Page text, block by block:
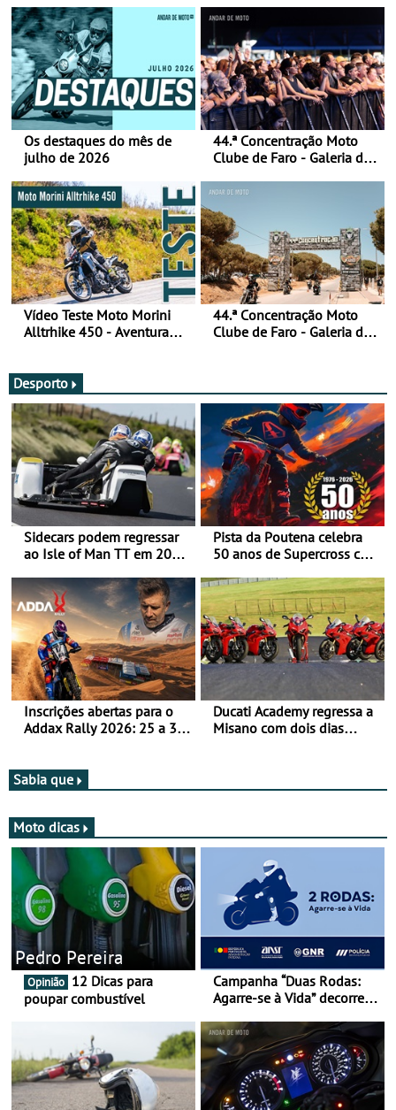
Os destaques do mês de
julho de 2026
44.ª Concentração Moto
Clube de Faro - Galeria de
Vídeo Teste Moto Morini
Alltrhike 450 - Aventura
44.ª Concentração Moto
Clube de Faro - Galeria de
Desporto
Sidecars podem regressar
ao Isle of Man TT em 2027
Pista da Poutena celebra
50 anos de Supercross com
de agosto
Inscrições abertas para o
Addax Rally 2026: 25 a 30
Bianchi Prata
Ducati Academy regressa a
Misano com dois dias
Circuit
Sabia que
Moto dicas
Pedro Pereira
Opinião
poupar combustível
Campanha “Duas Rodas:
Agarre-se à Vida” decorre